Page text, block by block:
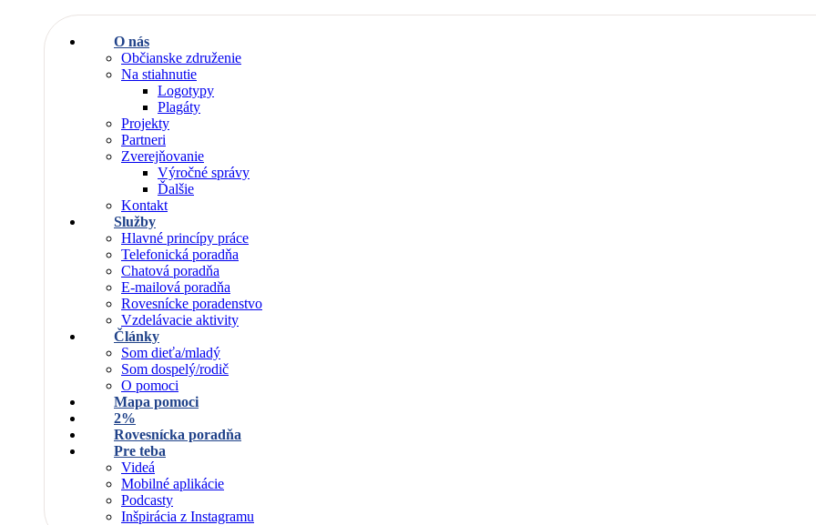
O nás
Občianske združenie
Na stiahnutie
Logotypy
Plagáty
Projekty
Partneri
Zverejňovanie
Výročné správy
Ďalšie
Kontakt
Služby
Hlavné princípy práce
Telefonická poradňa
Chatová poradňa
E-mailová poradňa
Rovesnícke poradenstvo
Vzdelávacie aktivity
Články
Som dieťa/mladý
Som dospelý/rodič
O pomoci
Mapa pomoci
2%
Rovesnícka poradňa
Pre teba
Videá
Mobilné aplikácie
Podcasty
Inšpirácia z Instagramu